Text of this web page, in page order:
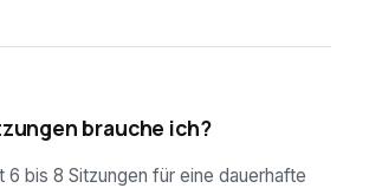
brauche ich?
6 bis 8 Sitzungen für eine dauerhafte